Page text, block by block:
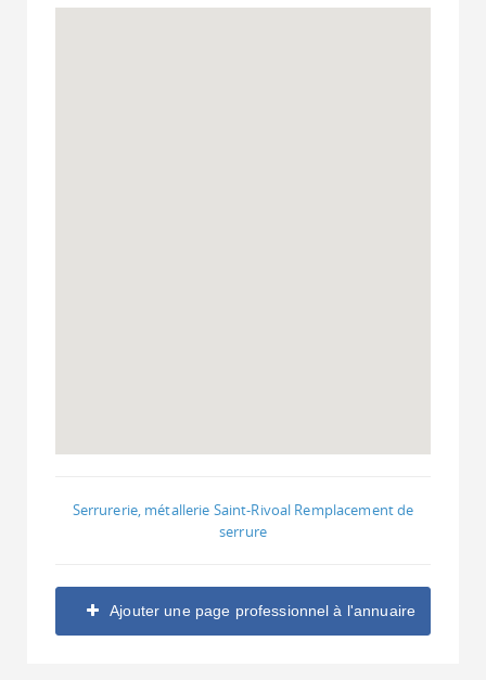
Serrurerie, métallerie Saint-Rivoal Remplacement de
serrure
Ajouter une page professionnel à l'annuaire